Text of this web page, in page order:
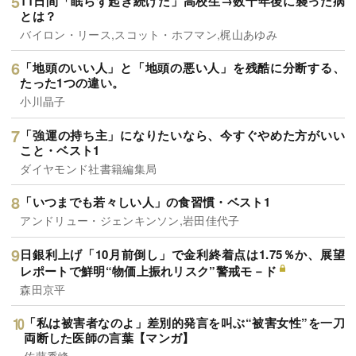
とは？
バイロン・リース,スコット・ホフマン,梶山あゆみ
「地頭のいい人」と「地頭の悪い人」を残酷に分断する、
たった1つの違い。
小川晶子
「強運の持ち主」になりたいなら、今すぐやめた方がいい
こと・ベスト1
ダイヤモンド社書籍編集局
「いつまでも若々しい人」の食習慣・ベスト1
アンドリュー・ジェンキンソン,岩田佳代子
日銀利上げ「10月前倒し」で金利終着点は1.75％か、展望
レポートで鮮明“物価上振れリスク”警戒モ－ド
森田京平
「私は被害者なのよ」差別的発言を叫ぶ“被害女性”を一刀
両断した医師の言葉【マンガ】